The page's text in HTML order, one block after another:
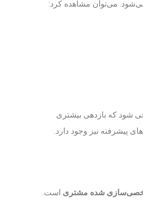
می‌توان مشاهده کرد:
شود که بازدهی بیشتری
شده مشتری است.